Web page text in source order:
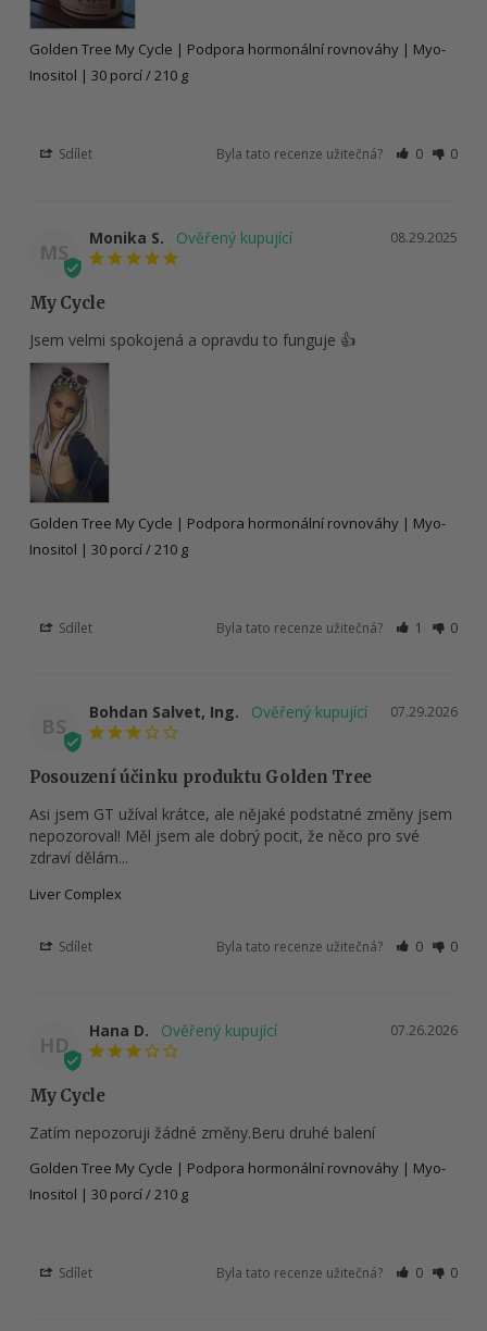
Golden Tree My Cycle | Podpora hormonální rovnováhy | Myo-
Inositol | 30 porcí / 210 g
Sdílet Byla tato recenze užitečná? 0 0
MS
08.29.2025
Monika S.
My Cycle
Jsem velmi spokojená a opravdu to funguje 👍
Golden Tree My Cycle | Podpora hormonální rovnováhy | Myo-
Inositol | 30 porcí / 210 g
Sdílet Byla tato recenze užitečná? 1 0
BS
07.29.2026
Bohdan Salvet, Ing.
Posouzení účinku produktu Golden Tree
Asi jsem GT užíval krátce, ale nějaké podstatné změny jsem
nepozoroval! Měl jsem ale dobrý pocit, že něco pro své
zdraví dělám...
Liver Complex
Sdílet Byla tato recenze užitečná? 0 0
HD
07.26.2026
Hana D.
My Cycle
Zatím nepozoruji žádné změny.Beru druhé balení
Golden Tree My Cycle | Podpora hormonální rovnováhy | Myo-
Inositol | 30 porcí / 210 g
Sdílet Byla tato recenze užitečná? 0 0